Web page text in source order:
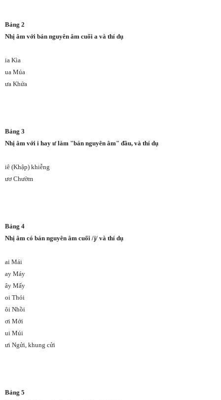
Bảng 2
Nhị âm với bán nguyên âm cuối a và thí dụ
ia Kìa
ua Múa
ưa Khứa
Bảng 3
Nhị âm với i hay ư làm "bán nguyên âm" đầu, và thí dụ
iê (Khập) khiễng
ươ Chườm
Bảng 4
Nhị âm có bán nguyên âm cuối /j/ và thí dụ
ai Mái
ay Máy
ây Mấy
oi Thói
ôi Nhồi
ơi Mới
ui Múi
ưi Ngửi, khung cửi
Bảng 5